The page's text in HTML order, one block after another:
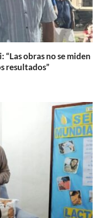
obras no se miden
resultados”